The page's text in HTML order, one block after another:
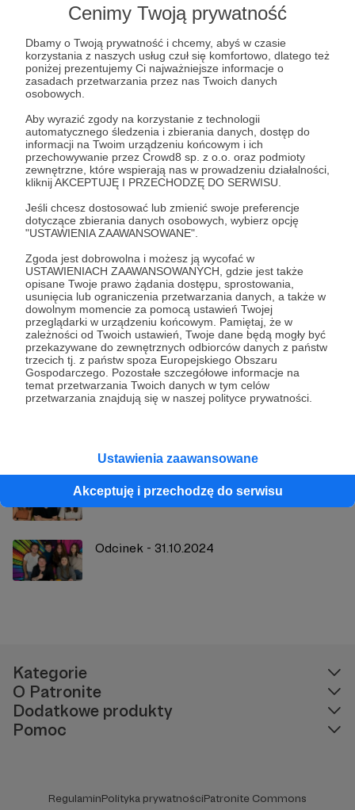
Cenimy Twoją prywatność
Dbamy o Twoją prywatność i chcemy, abyś w czasie
korzystania z naszych usług czuł się komfortowo, dlatego też
poniżej prezentujemy Ci najważniejsze informacje o
zasadach przetwarzania przez nas Twoich danych
osobowych.
Aby wyrazić zgody na korzystanie z technologii
automatycznego śledzenia i zbierania danych, dostęp do
informacji na Twoim urządzeniu końcowym i ich
przechowywanie przez Crowd8 sp. z o.o. oraz podmioty
zewnętrzne, które wspierają nas w prowadzeniu działalności,
kliknij AKCEPTUJĘ I PRZECHODZĘ DO SERWISU.
Jeśli chcesz dostosować lub zmienić swoje preferencje
dotyczące zbierania danych osobowych, wybierz opcję
"USTAWIENIA ZAAWANSOWANE".
Zgoda jest dobrowolna i możesz ją wycofać w
USTAWIENIACH ZAAWANSOWANYCH, gdzie jest także
opisane Twoje prawo żądania dostępu, sprostowania,
usunięcia lub ograniczenia przetwarzania danych, a także w
dowolnym momencie za pomocą ustawień Twojej
przeglądarki w urządzeniu końcowym. Pamiętaj, że w
zależności od Twoich ustawień, Twoje dane będą mogły być
przekazywane do zewnętrznych odbiorców danych z państw
trzecich tj. z państw spoza Europejskiego Obszaru
Gospodarczego. Pozostałe szczegółowe informacje na
temat przetwarzania Twoich danych w tym celów
przetwarzania znajdują się w naszej polityce prywatności.
Ustawienia zaawansowane
Akceptuję i przechodzę do serwisu
Aby zobaczyć ten materiał musisz być zalogowany
Zostań Patronem
Udostępnij
DZIKIE UCHO
Zobacz profil autora
Zobacz również
Odcinek - 28.10.2024
Odcinek - 31.10.2024
Kategorie
O Patronite
Dodatkowe produkty
Pomoc
RegulaminPolityka prywatnościPatronite Commons